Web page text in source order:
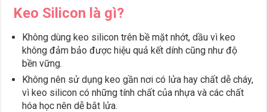
Keo Silicon là gì?
Không dùng keo silicon trên bề mặt nhớt, dầu vì keo
không đảm bảo được hiệu quả kết dính cũng như độ
bền vững.
Không nên sử dụng keo gần nơi có lửa hay chất dễ cháy,
vì keo silicon có những tính chất của nhựa và các chất
hóa học nên dễ bắt lửa.